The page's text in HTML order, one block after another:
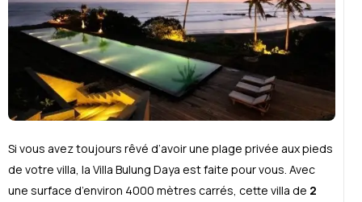
Si vous avez toujours rêvé d’avoir une plage privée aux pieds
de votre villa, la Villa Bulung Daya est faite pour vous. Avec
une surface d’environ 4000 mètres carrés, cette villa de 2